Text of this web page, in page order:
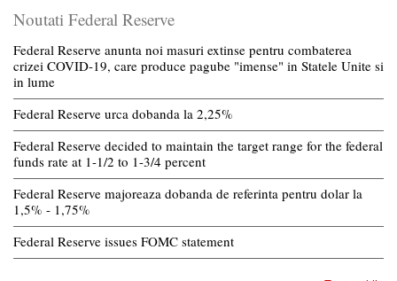
Noutati Federal Reserve
Federal Reserve anunta noi masuri extinse pentru combaterea
crizei COVID-19, care produce pagube "imense" in Statele Unite si
in lume
Federal Reserve urca dobanda la 2,25%
Federal Reserve decided to maintain the target range for the federal
funds rate at 1-1/2 to 1-3/4 percent
Federal Reserve majoreaza dobanda de referinta pentru dolar la
1,5% - 1,75%
Federal Reserve issues FOMC statement